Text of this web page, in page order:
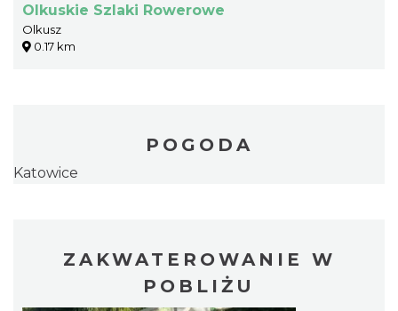
Olkuskie Szlaki Rowerowe
Olkusz
0.17 km
POGODA
Katowice
ZAKWATEROWANIE W
POBLIŻU